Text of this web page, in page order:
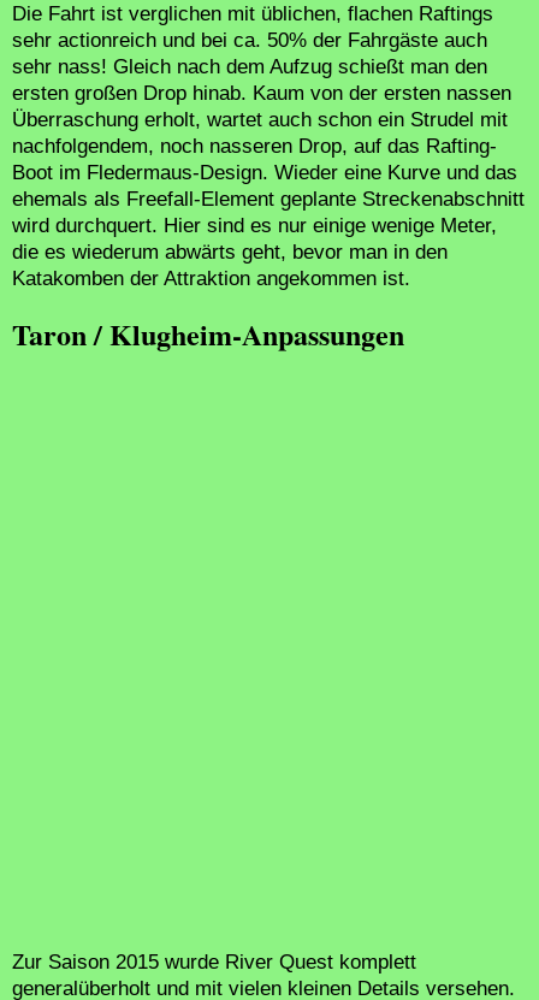
Die Fahrt ist verglichen mit üblichen, flachen Raftings
sehr actionreich und bei ca. 50% der Fahrgäste auch
sehr nass! Gleich nach dem Aufzug schießt man den
ersten großen Drop hinab. Kaum von der ersten nassen
Überraschung erholt, wartet auch schon ein Strudel mit
nachfolgendem, noch nasseren Drop, auf das Rafting-
Boot im Fledermaus-Design. Wieder eine Kurve und das
ehemals als Freefall-Element geplante Streckenabschnitt
wird durchquert. Hier sind es nur einige wenige Meter,
die es wiederum abwärts geht, bevor man in den
Katakomben der Attraktion angekommen ist.
Taron / Klugheim-Anpassungen
Zur Saison 2015 wurde River Quest komplett
generalüberholt und mit vielen kleinen Details versehen.